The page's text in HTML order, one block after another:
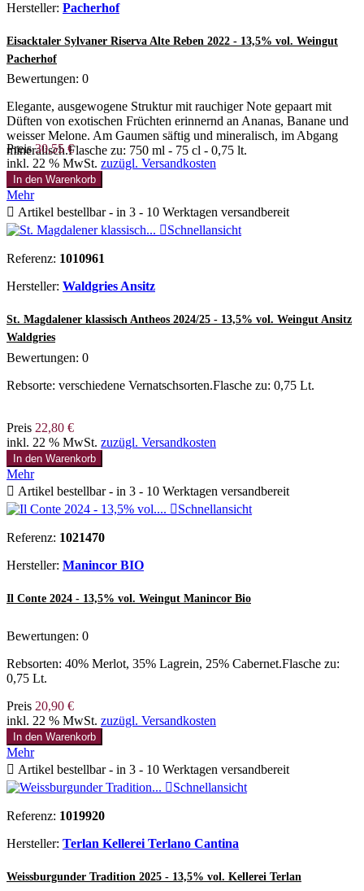
Hersteller: Pacherhof
Eisacktaler Sylvaner Riserva Alte Reben 2022 - 13,5% vol. Weingut
Pacherhof
Bewertungen: 0
Elegante, ausgewogene Struktur mit rauchiger Note gepaart mit
Düften von exotischen Früchten erinnernd an Ananas, Banane und
weisser Melone. Am Gaumen säftig und mineralisch, im Abgang
mineralisch.Flasche zu: 750 ml - 75 cl - 0,75 lt.
Preis 30,55 €
inkl. 22 % MwSt. zuzügl. Versandkosten
In den Warenkorb
Mehr
 Artikel bestellbar - in 3 - 10 Werktagen versandbereit
Schnellansicht
Referenz: 1010961
Hersteller: Waldgries Ansitz
St. Magdalener klassisch Antheos 2024/25 - 13,5% vol. Weingut Ansitz
Waldgries
Bewertungen: 0
Rebsorte: verschiedene Vernatschsorten.Flasche zu: 0,75 Lt.
Preis 22,80 €
inkl. 22 % MwSt. zuzügl. Versandkosten
In den Warenkorb
Mehr
 Artikel bestellbar - in 3 - 10 Werktagen versandbereit
Schnellansicht
Referenz: 1021470
Hersteller: Manincor BIO
Il Conte 2024 - 13,5% vol. Weingut Manincor Bio
Bewertungen: 0
Rebsorten: 40% Merlot, 35% Lagrein, 25% Cabernet.Flasche zu:
0,75 Lt.
Preis 20,90 €
inkl. 22 % MwSt. zuzügl. Versandkosten
In den Warenkorb
Mehr
 Artikel bestellbar - in 3 - 10 Werktagen versandbereit
Schnellansicht
Referenz: 1019920
Hersteller: Terlan Kellerei Terlano Cantina
Weissburgunder Tradition 2025 - 13,5% vol. Kellerei Terlan